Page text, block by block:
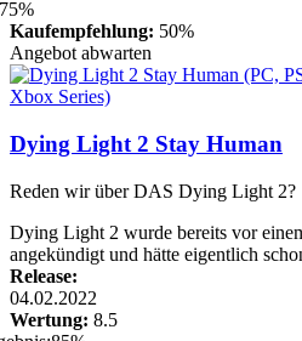
Kaufempfehlung: 50%
Angebot abwarten
Dying Light 2 Stay Human
Reden wir über DAS Dying Light 2?
Dying Light 2 wurde bereits vor
angekündigt und hätte eigentlich
Release:
04.02.2022
Wertung: 8.5